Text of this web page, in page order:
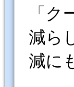
「
減ら
減に